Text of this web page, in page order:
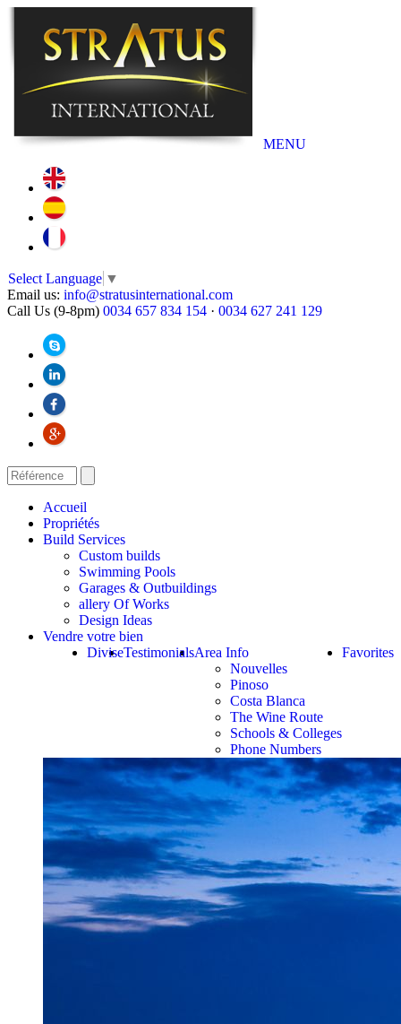
MENU
Select Language ▼
Email us: info@stratusinternational.com
Call Us (9-8pm) 0034 657 834 154 · 0034 627 241 129
Accueil
Propriétés
Build Services
Custom builds
Swimming Pools
Garages & Outbuildings
allery Of Works
Design Ideas
Vendre votre bien
Favorites
Area Info
Nouvelles
Pinoso
Costa Blanca
The Wine Route
Schools & Colleges
Phone Numbers
Testimonials
Divise